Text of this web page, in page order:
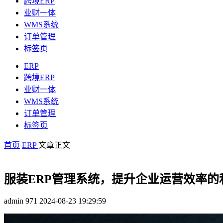
业财一体
WMS系统
订单管理
标签页
ERP
跨境ERP
业财一体
WMS系统
订单管理
标签页
首页 ERP文章正文
服装ERP管理系统，提升企业运营效率的
admin 971 2024-08-23 19:29:59